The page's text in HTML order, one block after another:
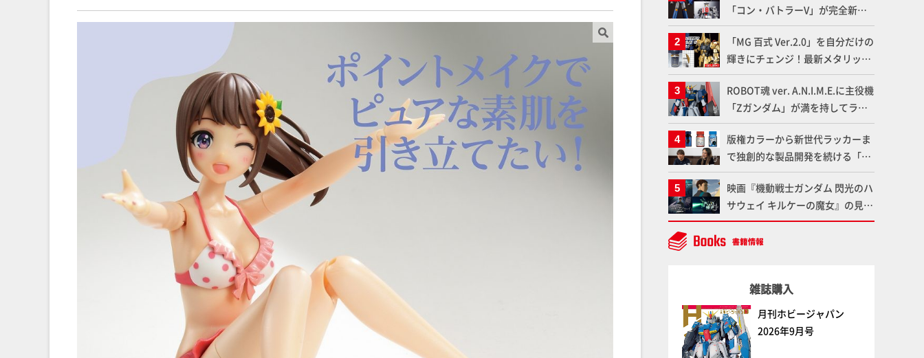
「コン・バトラーV」が完全新規
造形で登場！気になる仕様を試作
品の撮り下ろしでご紹介!!さらに
「大鉄人17」＆「ワンエイト」セ
ット情報もお届け！【超合金の
魂】
「MG 百式 Ver.2.0」を自分だけの
輝きにチェンジ！最新メタリック
塗料を使ってより金属感を増した
仕上がりに!!【試し読み】
ROBOT魂 ver. A.N.I.M.E.に主役機
「Zガンダム」が満を持してライ
ンナップ！ウェイブライダーへの
変形、劇中どおりのプロポーショ
ンを再現【機動戦士Zガンダム】
版権カラーから新世代ラッカーま
で独創的な製品開発を続ける「ガ
イアノーツ」に塗料開発の裏側と
ラッカー塗料の未来についてイン
タビュー！
映画『機動戦士ガンダム 閃光のハ
サウェイ キルケーの魔女』の見放
題配信が8月31日（月）よりスタ
ート！Prime Videoで国内独占配
雑誌購入
月刊ホビージャパン
2026年9月号